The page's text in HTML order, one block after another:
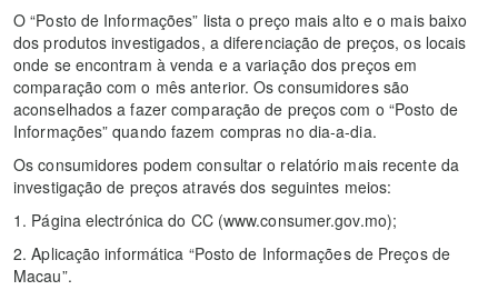
O “Posto de Informações” lista o preço mais alto e o mais baixo
dos produtos investigados, a diferenciação de preços, os locais
onde se encontram à venda e a variação dos preços em
comparação com o mês anterior. Os consumidores são
aconselhados a fazer comparação de preços com o “Posto de
Informações” quando fazem compras no dia-a-dia.
Os consumidores podem consultar o relatório mais recente da
investigação de preços através dos seguintes meios:
1. Página electrónica do CC (www.consumer.gov.mo);
2. Aplicação informática “Posto de Informações de Preços de
Macau”.